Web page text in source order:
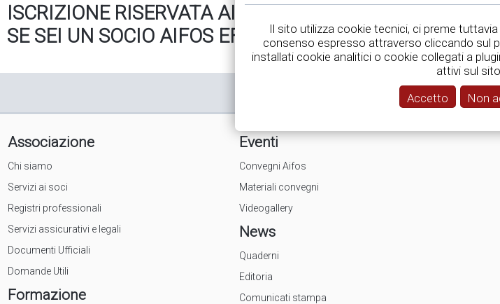
ISCRIZIONE RISERVATA AI SOCI
SE SEI UN SOCIO AIFOS EFFETTUA IL LOG-IN!
Associazione
Chi siamo
Servizi ai soci
Registri professionali
Servizi assicurativi e legali
Documenti Ufficiali
Domande Utili
Formazione
Eventi
Convegni Aifos
Materiali convegni
Videogallery
News
Quaderni
Editoria
Comunicati stampa
Il sito utilizza cookie tecnici, ci preme
consenso espresso attraverso cliccando sul
installati cookie analitici o cookie collegati a
attivi sul sito.
Accetto
Non